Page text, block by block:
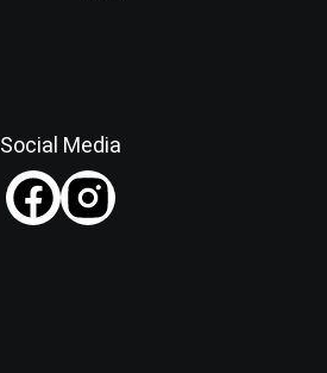
Social Media